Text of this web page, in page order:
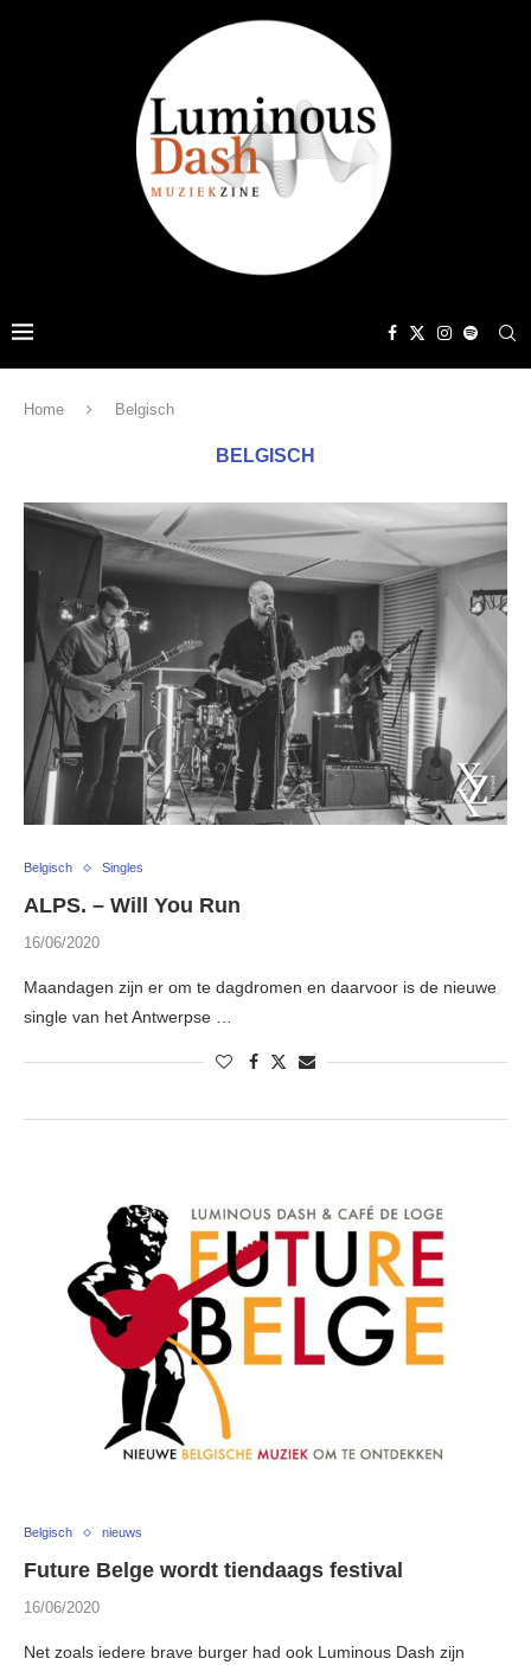
Home Belgisch
BELGISCH
Belgisch Singles
ALPS. – Will You Run
16/06/2020
Maandagen zijn er om te dagdromen en daarvoor is de nieuwe
single van het Antwerpse …
Belgisch nieuws
Future Belge wordt tiendaags festival
16/06/2020
Net zoals iedere brave burger had ook Luminous Dash zijn